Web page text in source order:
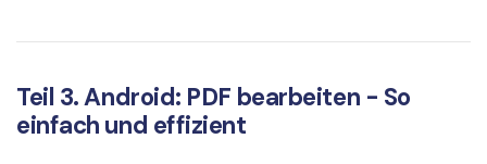
Teil 3. Android: PDF bearbeiten - So
einfach und effizient